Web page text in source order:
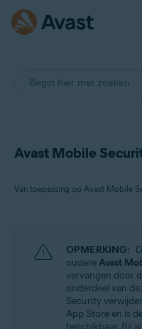
Avast Mobile
Avast Mobile Security
Avast Mobile Security Premium
Avast Mobile Security Ultimate
Besturingssystemen:
OPMERKING:
oudereAvast
vervangen door
onderdeel van
Security
App Store en is
beschikbaar. Bij